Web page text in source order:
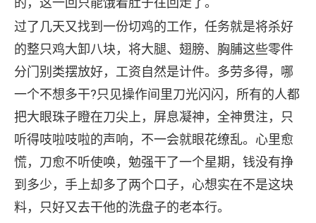
过了几天又找到一份切鸡的工作，任务就是将杀好
的整只鸡大卸八块，将大腿、翅膀、胸脯这些零件
分门别类摆放好，工资自然是计件。多劳多得，哪
一个不想多干?只见操作间里刀光闪闪，所有的人都
把大眼珠子瞪在刀尖上，屏息凝神，全神贯注，只
听得吱啦吱啦的声响，不一会就眼花缭乱。心里愈
慌，刀愈不听使唤，勉强干了一个星期，钱没有挣
到多少，手上却多了两个口子，心想实在不是这块
料，只好又去干他的洗盘子的老本行。